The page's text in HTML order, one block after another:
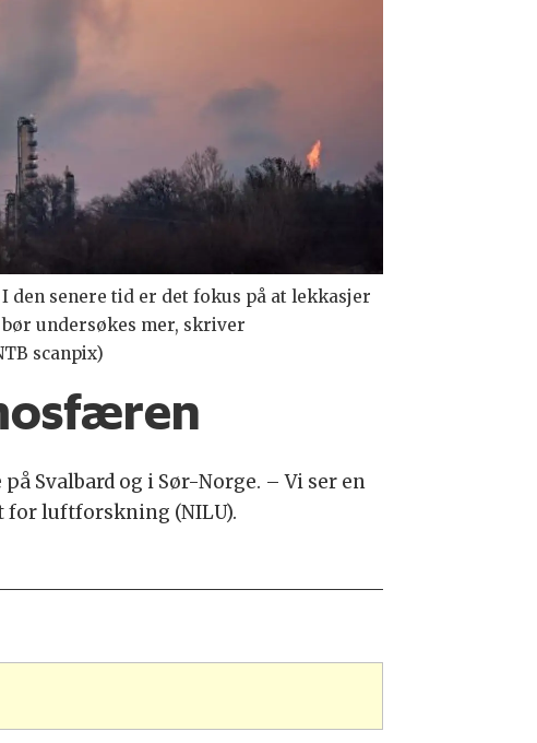
senere tid er det fokus på at lekkasjer
undersøkes mer, skriver
scanpix)
Svalbard og i Sør-Norge. – Vi ser en
for luftforskning (NILU).